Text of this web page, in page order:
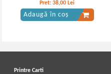
Pret:38,00 Lei
Adaugă în coș
Printre Carti